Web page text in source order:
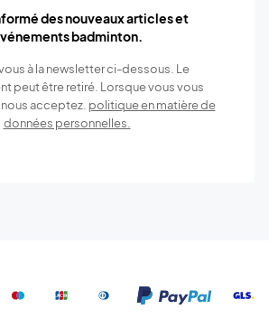
des nouveaux articles et
badminton.
à la newsletter ci-dessous. Le
peut être retiré. Lorsque vous vous
acceptez. politique en matière de
données personnelles.